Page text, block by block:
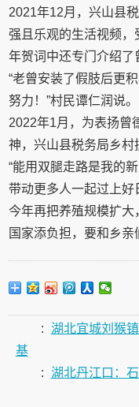
2021年12月，兴山县
强且乐观的生活视频
年贺词中还专门介绍了
“老曾安装了假肢后更
努力！”村民谭仁润说。
2022年1月，为表扬曾
神，兴山县税务局乡村
“能用双腿走路是我的
带动更多人一起过上好
今年再把养殖规模扩
国家添负担，要和乡亲
: 湖北宜城刘猴
基
: 湖北丹江口：石